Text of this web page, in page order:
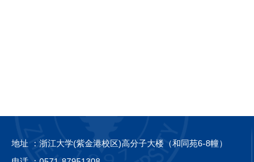
地址 ： 浙江大学(紫金港校区)高分子大楼（和同苑6-8幢）